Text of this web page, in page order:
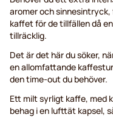
aromer och
kaffet för de tillfällen då
tillräcklig.
Det är det här du söker,
en allomfattande
den time-out du behöver.
Ett milt syrligt kaffe, med
behag i en lufttät kapsel,